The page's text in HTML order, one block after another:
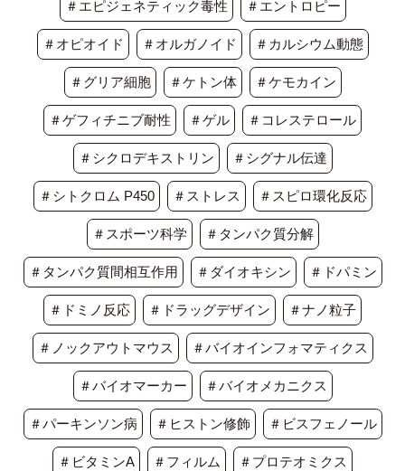
＃エピジェネティック毒性 ＃エントロピー
＃オピオイド ＃オルガノイド ＃カルシウム動態
＃グリア細胞 ＃ケトン体 ＃ケモカイン
＃ゲフィチニブ耐性 ＃ゲル ＃コレステロール
＃シクロデキストリン ＃シグナル伝達
＃シトクロム P450 ＃ストレス ＃スピロ環化反応
＃スポーツ科学 ＃タンパク質分解
＃タンパク質間相互作用 ＃ダイオキシン ＃ドパミン
＃ドミノ反応 ＃ドラッグデザイン ＃ナノ粒子
＃ノックアウトマウス ＃バイオインフォマティクス
＃バイオマーカー ＃バイオメカニクス
＃パーキンソン病 ＃ヒストン修飾 ＃ビスフェノール
＃ビタミンA ＃フィルム ＃プロテオミクス